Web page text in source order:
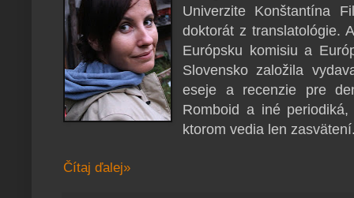
Univerzite Konštantína
doktorát z translatológie.
Európsku komisiu a
Slovensko založila
eseje a recenzie pre
Romboid a iné
ktorom vedia len
Čítaj ďalej»